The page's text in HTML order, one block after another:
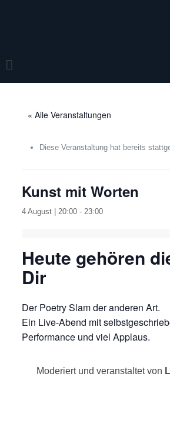
« Alle Veranstaltungen
Diese Veranstaltung hat bereits
Kunst mit Worten
4 August | 20:00- 23:00
Heute gehören
Dir
Der Poetry Slam der anderen Art.
Ein Live-Abend mit
Performance und viel Applaus.
Moderiert und veranstaltet von